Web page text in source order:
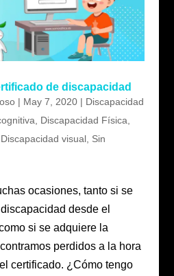
de discapacidad
| May 7, 2020| Discapacidad
Discapacidad Física
Discapacidad visual, Sin
ocasiones, tanto si se
desde el
si se adquiere la
perdidos a la hora
certificado. ¿Cómo tengo